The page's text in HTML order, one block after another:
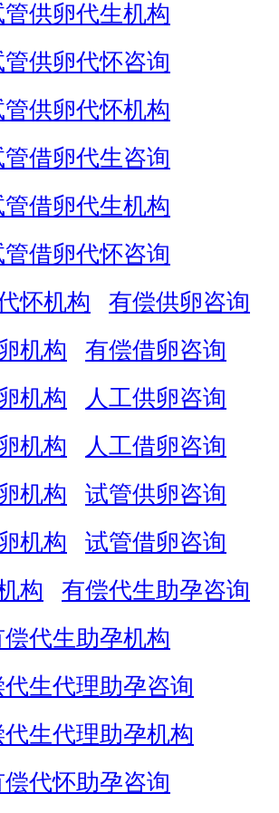
管供卵代生机构
管供卵代怀咨询
管供卵代怀机构
管借卵代生咨询
管借卵代生机构
管借卵代怀咨询
怀机构
有偿供卵咨询
机构
有偿借卵咨询
机构
人工供卵咨询
机构
人工借卵咨询
机构
试管供卵咨询
机构
试管借卵咨询
构
有偿代生助孕咨询
偿代生助孕机构
生代理助孕咨询
生代理助孕机构
偿代怀助孕咨询